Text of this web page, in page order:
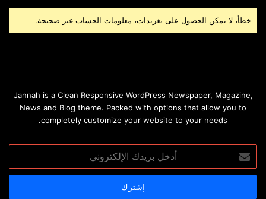
خطأ، لا يمكن الحصول على تغريدات، معلومات الحساب غير صحيحة.
Jannah is a Clean Responsive WordPress Newspaper, Magazine,
News and Blog theme. Packed with options that allow you to
completely customize your website to your needs.
بريدك
الإلكتروني